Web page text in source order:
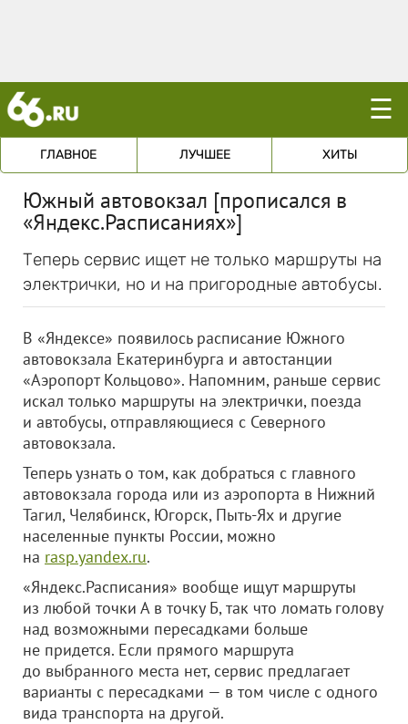
☰
ГЛАВНОЕ ЛУЧШЕЕ ХИТЫ
Южный автовокзал [прописался в
«Яндекс.Расписаниях»]
Теперь сервис ищет не только маршруты на
электрички, но и на пригородные автобусы.
В «Яндексе» появилось расписание Южного
автовокзала Екатеринбурга и автостанции
«Аэропорт Кольцово». Напомним, раньше сервис
искал только маршруты на электрички, поезда
и автобусы, отправляющиеся с Северного
автовокзала.
Теперь узнать о том, как добраться с главного
автовокзала города или из аэропорта в Нижний
Тагил, Челябинск, Югорск, Пыть-Ях и другие
населенные пункты России, можно
на rasp.yandex.ru.
«Яндекс.Расписания» вообще ищут маршруты
из любой точки А в точку Б, так что ломать голову
над возможными пересадками больше
не придется. Если прямого маршрута
до выбранного места нет, сервис предлагает
варианты с пересадками — в том числе с одного
вида транспорта на другой.